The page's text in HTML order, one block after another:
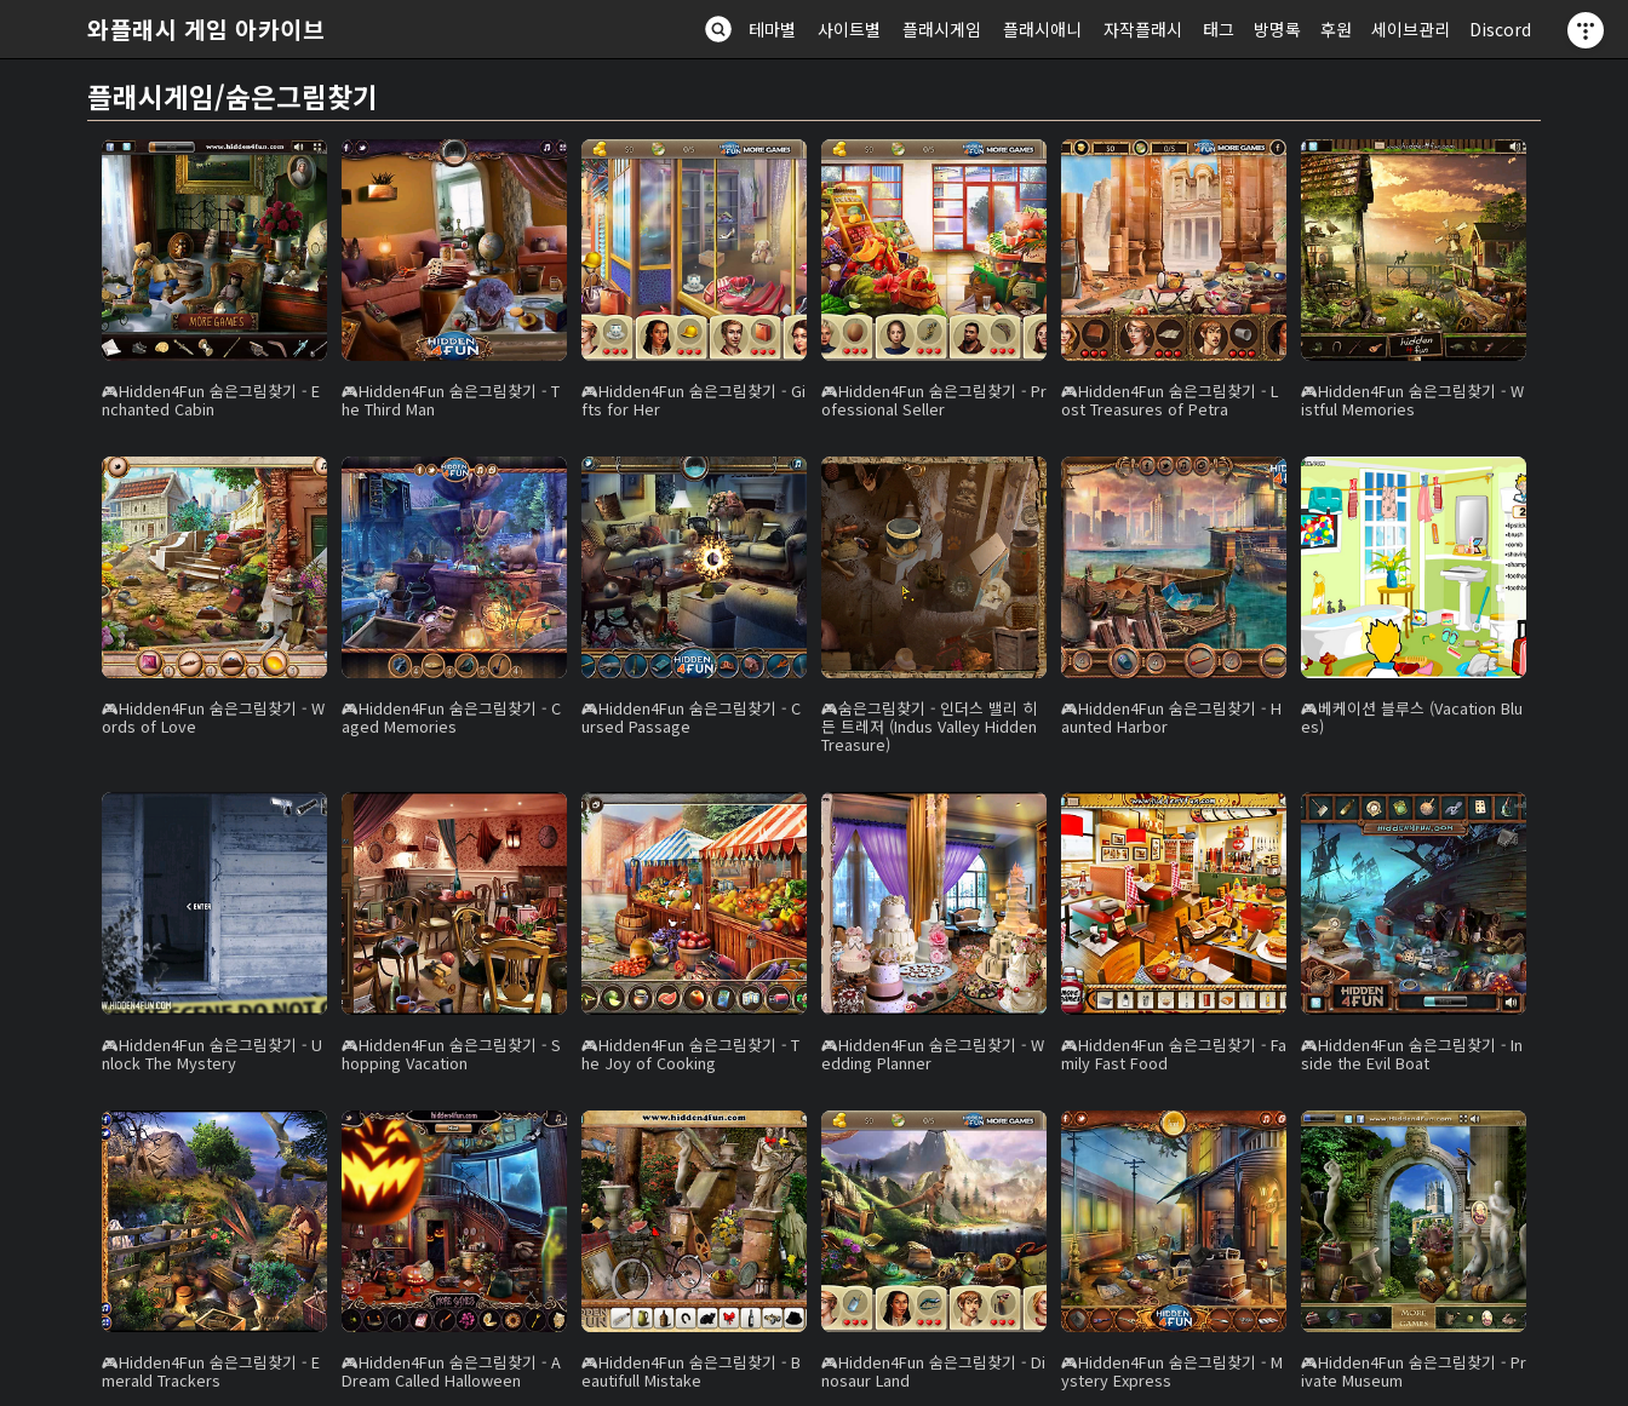
와플래시 게임 아카이브 테마별 사이트별 플래시게임 플래시애니 자작플래시 태그 방명록 후원 세이브관리 Discord
플래시게임/숨은그림찾기
Hidden4Fun 숨은그림찾기 - E
nchanted Cabin
Hidden4Fun 숨은그림찾기 - T
he Third Man
Hidden4Fun 숨은그림찾기 - Gi
fts for Her
Hidden4Fun 숨은그림찾기 - Pr
ofessional Seller
Hidden4Fun 숨은그림찾기 - L
ost Treasures of Petra
Hidden4Fun 숨은그림찾기 - W
istful Memories
Hidden4Fun 숨은그림찾기 - W
ords of Love
Hidden4Fun 숨은그림찾기 - C
aged Memories
Hidden4Fun 숨은그림찾기 - C
ursed Passage
숨은그림찾기 - 인더스 밸리 히
든 트레저 (Indus Valley Hidden
Treasure)
Hidden4Fun 숨은그림찾기 - H
aunted Harbor
베케이션 블루스 (Vacation Blu
es)
Hidden4Fun 숨은그림찾기 - U
nlock The Mystery
Hidden4Fun 숨은그림찾기 - S
hopping Vacation
Hidden4Fun 숨은그림찾기 - T
he Joy of Cooking
Hidden4Fun 숨은그림찾기 - W
edding Planner
Hidden4Fun 숨은그림찾기 - Fa
mily Fast Food
Hidden4Fun 숨은그림찾기 - In
side the Evil Boat
Hidden4Fun 숨은그림찾기 - E
merald Trackers
Hidden4Fun 숨은그림찾기 - A
Dream Called Halloween
Hidden4Fun 숨은그림찾기 - B
eautifull Mistake
Hidden4Fun 숨은그림찾기 - Di
nosaur Land
Hidden4Fun 숨은그림찾기 - M
ystery Express
Hidden4Fun 숨은그림찾기 - Pr
ivate Museum